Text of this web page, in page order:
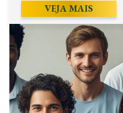
VEJA MAIS